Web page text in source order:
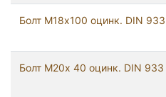
Болт М18х100 оцинк. DIN 933
Болт М20х 40 оцинк. DIN 933